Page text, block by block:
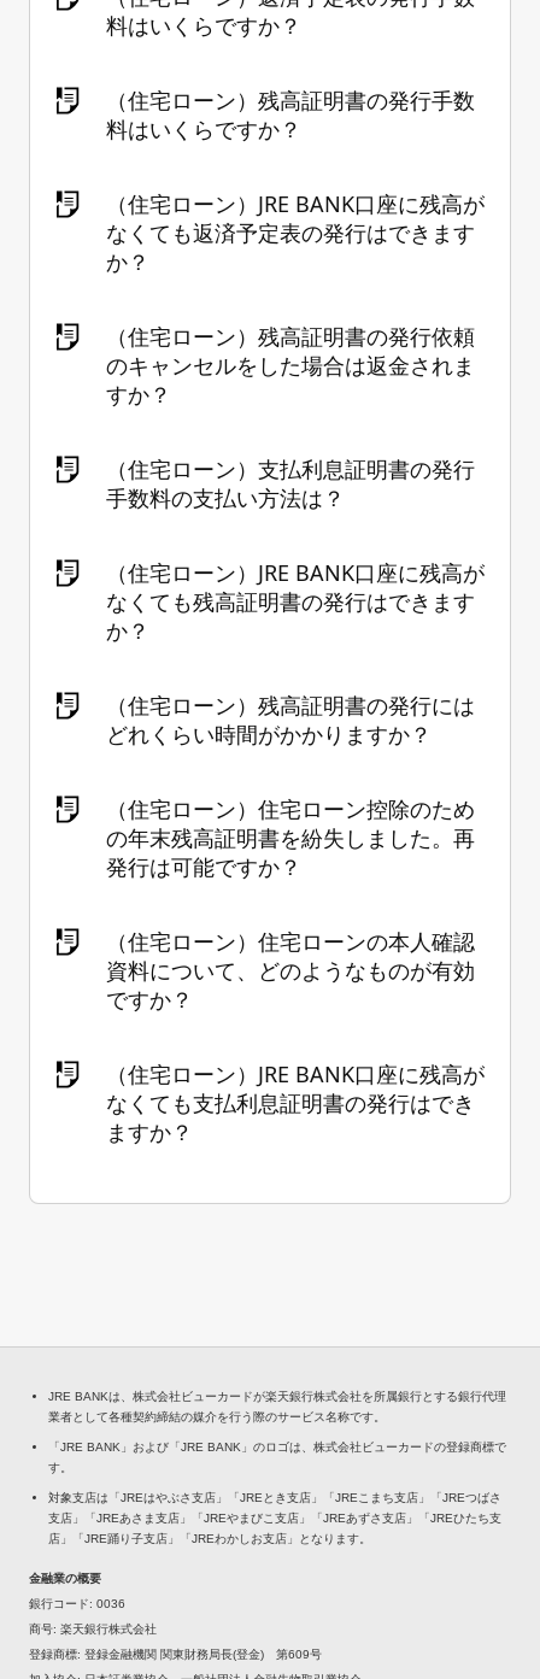
料はいくらですか？
（住宅ローン）残高証明書の発行手数
料はいくらですか？
（住宅ローン）JRE BANK口座に残高が
なくても返済予定表の発行はできます
か？
（住宅ローン）残高証明書の発行依頼
のキャンセルをした場合は返金されま
すか？
（住宅ローン）支払利息証明書の発行
手数料の支払い方法は？
（住宅ローン）JRE BANK口座に残高が
なくても残高証明書の発行はできます
か？
（住宅ローン）残高証明書の発行には
どれくらい時間がかかりますか？
（住宅ローン）住宅ローン控除のため
の年末残高証明書を紛失しました。再
発行は可能ですか？
（住宅ローン）住宅ローンの本人確認
資料について、どのようなものが有効
ですか？
（住宅ローン）JRE BANK口座に残高が
なくても支払利息証明書の発行はでき
ますか？
JRE BANKは、株式会社ビューカードが楽天銀行株式会社を所属銀行とする銀行代理
業者として各種契約締結の媒介を行う際のサービス名称です。
「JRE BANK」および「JRE BANK」のロゴは、株式会社ビューカードの登録商標で
す。
対象支店は「JREはやぶさ支店」「JREとき支店」「JREこまち支店」「JREつばさ
支店」「JREあさま支店」「JREやまびこ支店」「JREあずさ支店」「JREひたち支
店」「JRE踊り子支店」「JREわかしお支店」となります。
金融業の概要
銀行コード
0036
商号 楽天銀行株式会社
登録商標 登録金融機関 関東財務局長(登金) 第609号